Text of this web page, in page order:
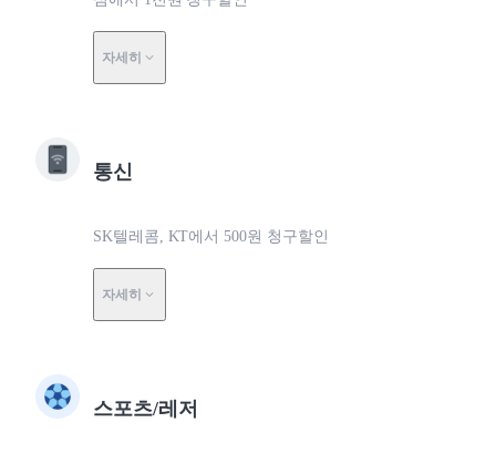
자세히
통신
SK텔레콤, KT에서 500원 청구할인
자세히
스포츠/레저